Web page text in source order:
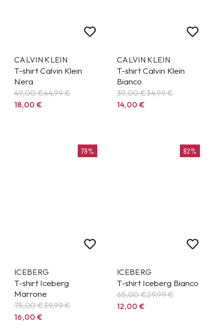
CALVIN KLEIN
T-shirt Calvin Klein
Nera
49,00 €44,99€
18,00€
CALVIN KLEIN
T-shirt Calvin Klein
Bianco
39,00 €34,99€
14,00€
79%
ICEBERG
T-shirt Iceberg
Marrone
75,00 €39,99€
16,00€
82%
ICEBERG
T-shirt Iceberg Bianco
65,00 €29,99€
12,00€